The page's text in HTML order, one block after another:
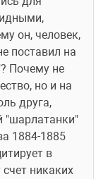
он, человек,
поставил на
Почему не
но и на
друга,
"шарлатанки"
1884-1885
в
никаких